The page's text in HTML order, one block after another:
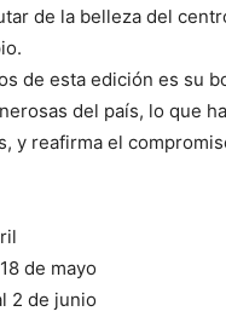
de la belleza del
de esta edición es su
del país, lo que
y reafirma el
de mayo
2 de junio